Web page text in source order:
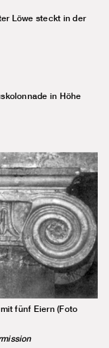
Löwe steckt in der
in Höhe
fünf Eiern (Foto